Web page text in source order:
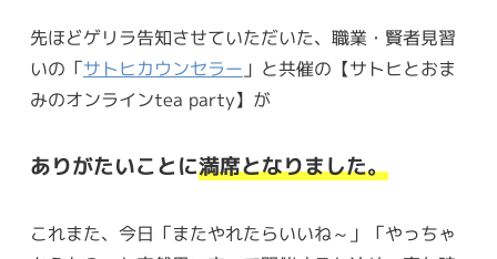
先ほどゲリラ告知させていただいた、職業・賢者見習
いの「サトヒカウンセラー 」と共催の【サトヒとおま
みのオンラインtea party】が
ありがたいことに満席となりました。
これまた、今日「またやれたらいいね～」「やっちゃ